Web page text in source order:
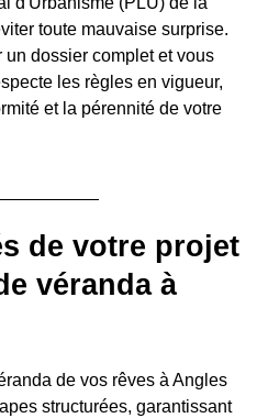
toute mauvaise surprise.
dossier complet et vous
les règles en vigueur,
et la pérennité de votre
de votre projet
véranda à
de vos rêves à Angles
structurées, garantissant